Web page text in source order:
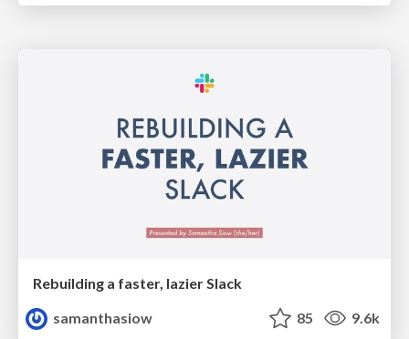
Rebuilding a faster, lazier Slack
samanthasiow
85 9.6k